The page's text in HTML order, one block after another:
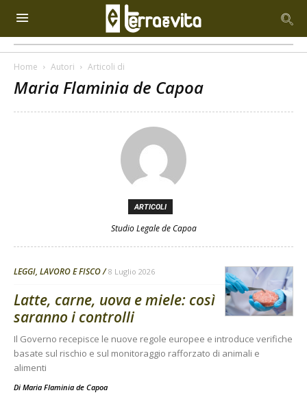
Home Autori Articoli di
Maria Flaminia de Capoa
ARTICOLI
Studio Legale de Capoa
LEGGI, LAVORO E FISCO 8 Luglio 2026
Latte, carne, uova e miele: così
saranno i controlli
Il Governo recepisce le nuove regole europee e introduce verifiche
basate sul rischio e sul monitoraggio rafforzato di animali e
alimenti
Di Maria Flaminia de Capoa